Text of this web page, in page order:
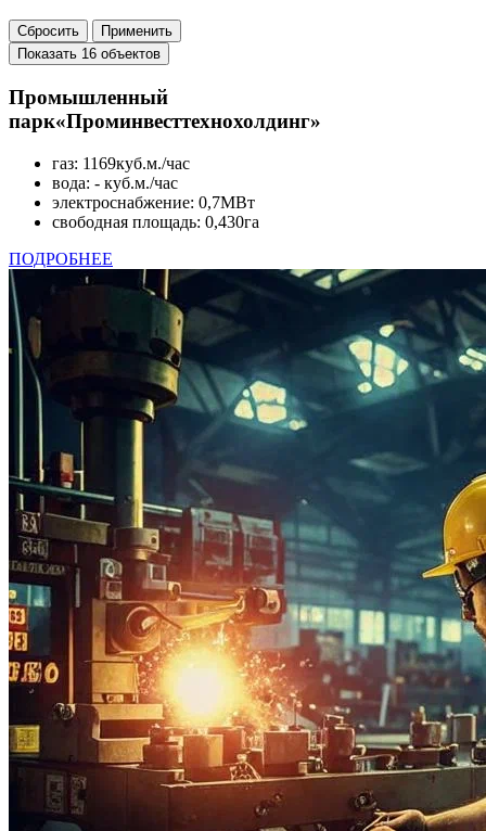
Промышленный
парк«Проминвесттехнохолдинг»
газ: 1169куб.м./час
вода: - куб.м./час
электроснабжение: 0,7МВт
свободная площадь: 0,430га
ПОДРОБНЕЕ